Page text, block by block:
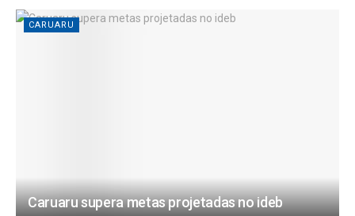
CARUARU
Caruaru supera metas projetadas no ideb